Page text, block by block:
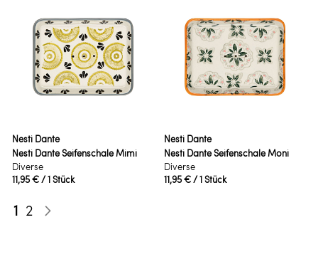
Nesti Dante
Nesti Dante Seifenschale Mimi
Diverse
11,95 €/ 1 Stück
Nesti Dante
Nesti Dante Seifenschale Moni
Diverse
11,95 €/ 1 Stück
Seite
Sie lesen gerade die Seite
1 Seite
2